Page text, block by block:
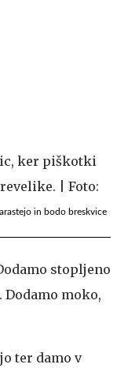
in bodo breskvice
stopljeno
moko,
ter damo v